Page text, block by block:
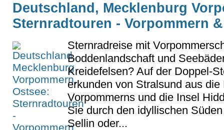
Deutschland, Mecklenburg
Sternradtouren - Vorpommern
Sternradreise mit
Boddenlandschaft und
Kreidefelsen? Auf der Doppel-
erkunden von Stralsund aus die
Vorpommerns und die Insel
Sie durch den idyllischen
Sellin oder...